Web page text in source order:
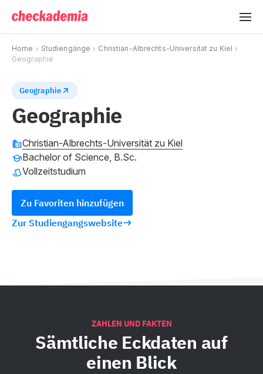
Home Studiengänge
Christian-Albrechts-Universität zu Kiel
Geographie
Geographie
Geographie
Christian-Albrechts-Universität zu Kiel
Bachelor of Science, B.Sc.
Vollzeitstudium
Zu Favoriten hinzufügen
Zur Studiengangswebsite
ZAHLEN UND FAKTEN
Sämtliche Eckdaten auf
einen Blick